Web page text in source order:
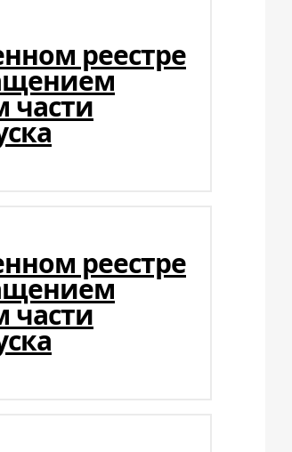
реестре
части
реестре
части